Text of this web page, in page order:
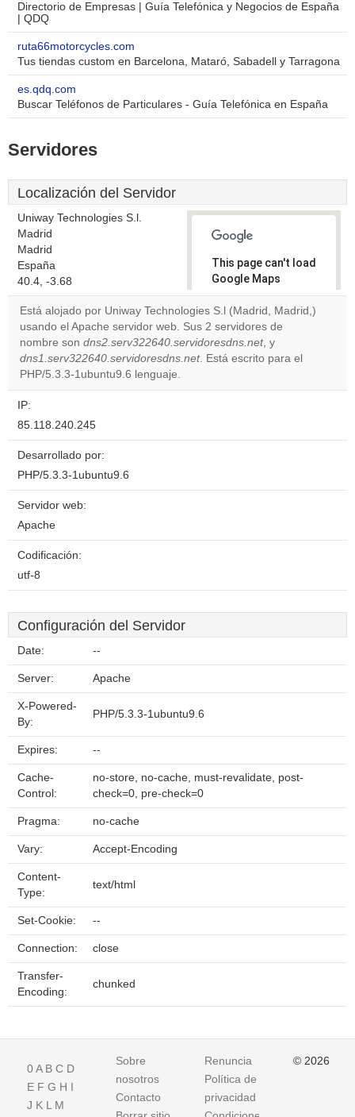
Directorio de Empresas | Guía Telefónica y Negocios de España
| QDQ
ruta66motorcycles.com
Tus tiendas custom en Barcelona, Mataró, Sabadell y Tarragona
es.qdq.com
Buscar Teléfonos de Particulares - Guía Telefónica en España
Servidores
Localización del Servidor
Uniway Technologies S.l.
Madrid
Madrid
España
40.4, -3.68
This page can't load
Google Maps
correctly.
Do you
own this
website?
Está alojado por Uniway Technologies S.l (Madrid, Madrid,)
usando el Apache servidor web. Sus 2 servidores de
nombre son dns2.serv322640.servidoresdns.net, y
dns1.serv322640.servidoresdns.net. Está escrito para el
PHP/5.3.3-1ubuntu9.6 lenguaje.
IP:
85.118.240.245
Desarrollado por:
PHP/5.3.3-1ubuntu9.6
Servidor web:
Apache
Codificación:
utf-8
Configuración del Servidor
Date: --
Server: Apache
X-Powered-
By:
PHP/5.3.3-1ubuntu9.6
Expires: --
Cache-
Control:
no-store, no-cache, must-revalidate, post-
check=0, pre-check=0
Pragma: no-cache
Vary: Accept-Encoding
Content-
Type:
text/html
Set-Cookie: --
Connection: close
Transfer-
Encoding:
chunked
0A B C D
E F G H I
J K L M
Sobre
nosotros
Contacto
Renuncia
Política de
privacidad
© 2026